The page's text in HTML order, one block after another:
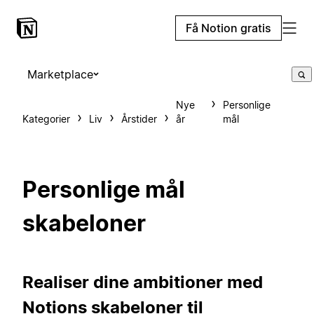
Få Notion gratis
Marketplace
Kategorier Liv Årstider
Nye
år
Personlige
mål
Personlige mål
skabeloner
Realiser dine ambitioner med
Notions skabeloner til